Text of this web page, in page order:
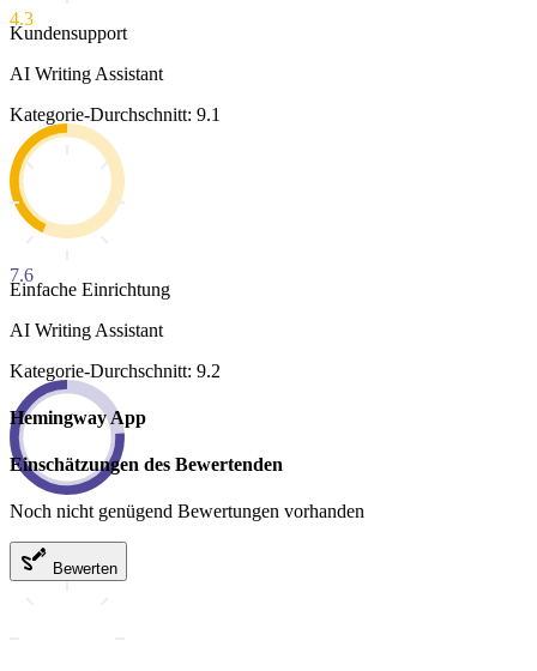
4.3
Kundensupport
AI Writing Assistant
Kategorie-Durchschnitt: 9.1
7.6
Einfache Einrichtung
AI Writing Assistant
Kategorie-Durchschnitt: 9.2
Hemingway App
Einschätzungen des Bewertenden
Noch nicht genügend Bewertungen vorhanden
Bewerten